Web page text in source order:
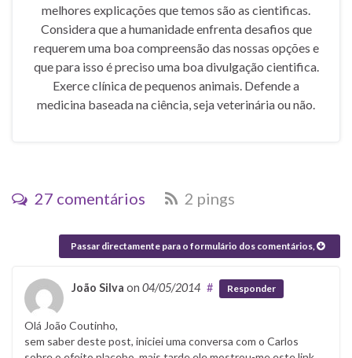
melhores explicações que temos são as cientificas.
Considera que a humanidade enfrenta desafios que
requerem uma boa compreensão das nossas opções e
que para isso é preciso uma boa divulgação cientifica.
Exerce clínica de pequenos animais. Defende a
medicina baseada na ciência, seja veterinária ou não.
27 comentários 2 pings
Passar directamente para o formulário dos comentários,
João Silva on 04/05/2014 # Responder
Olá João Coutinho,
sem saber deste post, iniciei uma conversa com o Carlos